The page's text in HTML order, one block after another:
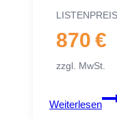
LIS­TEN­PREIS
870 €
zzgl. MwSt.
Weiterlesen
dard